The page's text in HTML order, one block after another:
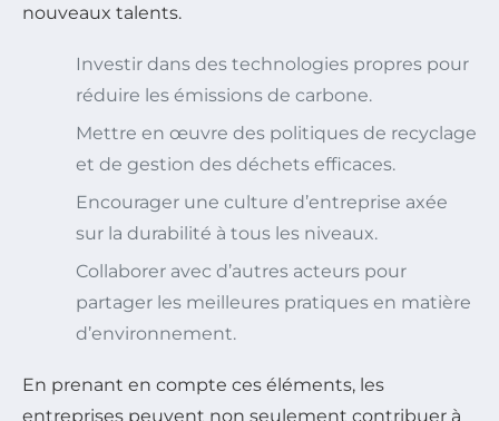
nouveaux talents.
Investir dans des technologies propres pour
réduire les émissions de carbone.
Mettre en œuvre des politiques de recyclage
et de gestion des déchets efficaces.
Encourager une culture d’entreprise axée
sur la durabilité à tous les niveaux.
Collaborer avec d’autres acteurs pour
partager les meilleures pratiques en matière
d’environnement.
En prenant en compte ces éléments, les
entreprises peuvent non seulement contribuer à